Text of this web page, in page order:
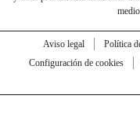
Aviso legal Política
Configuración de cookies